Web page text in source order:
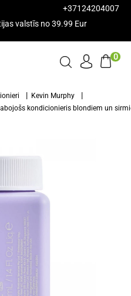
+37124204007
valstīs no 39.99 Eur
0
Kevin Murphy
kondicionieris blondiem un